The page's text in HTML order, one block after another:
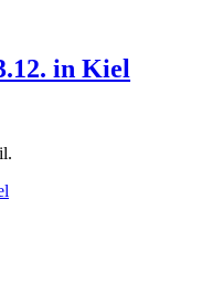
in Kiel